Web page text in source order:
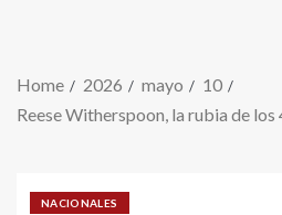
Home 2026 mayo
10
Reese Witherspoon, la rubia de
NACIONALES